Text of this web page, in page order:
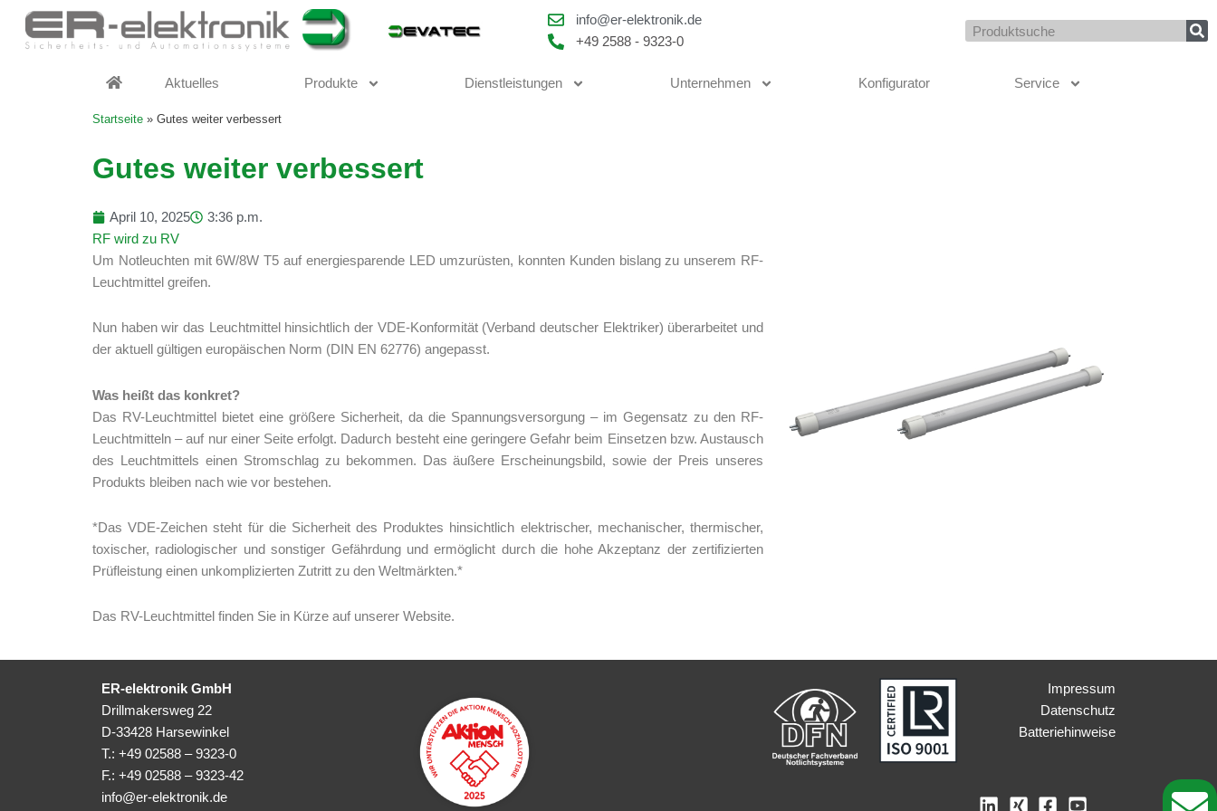
Inhalt
springen
info@er-elektronik.de
+49 2588 - 9323-0
Suche
Aktuelles Produkte Dienstleistungen Unternehmen Konfigurator Service
Startseite » Gutes weiter verbessert
Gutes weiter verbessert
April 10, 2025
3:36 p.m.
RF wird zu RV
Um Notleuchten mit 6W/8W T5 auf energiesparende LED umzurüsten, konnten Kunden bislang zu unserem RF-
Leuchtmittel greifen.
Nun haben wir das Leuchtmittel hinsichtlich der VDE-Konformität (Verband deutscher Elektriker) überarbeitet und
der aktuell gültigen europäischen Norm (DIN EN 62776) angepasst.
Was heißt das konkret?
Das RV-Leuchtmittel bietet eine größere Sicherheit, da die Spannungsversorgung – im Gegensatz zu den RF-
Leuchtmitteln – auf nur einer Seite erfolgt. Dadurch besteht eine geringere Gefahr beim Einsetzen bzw. Austausch
des Leuchtmittels einen Stromschlag zu bekommen. Das äußere Erscheinungsbild, sowie der Preis unseres
Produkts bleiben nach wie vor bestehen.
*Das VDE-Zeichen steht für die Sicherheit des Produktes hinsichtlich elektrischer, mechanischer, thermischer,
toxischer, radiologischer und sonstiger Gefährdung und ermöglicht durch die hohe Akzeptanz der zertifizierten
Prüfleistung einen unkomplizierten Zutritt zu den Weltmärkten.*
Das RV-Leuchtmittel finden Sie in Kürze auf unserer Website.
ER-elektronik GmbH
Drillmakersweg 22
D-33428 Harsewinkel
T.: +49 02588 – 9323-0
F.: +49 02588 – 9323-42
info@er-elektronik.de
Impressum
Datenschutz
Batteriehinweise